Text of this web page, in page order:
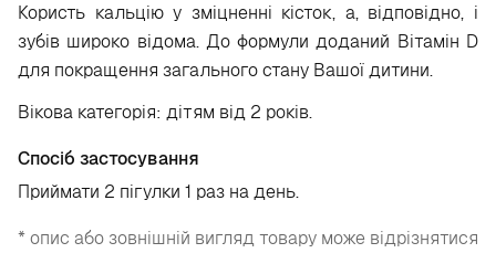
Користь кальцію у зміцненні кісток, а, відповідно, і
зубів широко відома. До формули доданий Вітамін D
для покращення загального стану Вашої дитини.
Вікова категорія: дітям від 2 років.
Спосіб застосування
Приймати 2 пігулки 1 раз на день.
* опис або зовнішній вигляд товару може відрізнятися